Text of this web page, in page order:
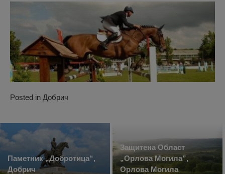
Posted in Добрич
Паметник „Добрoтица“,
Добрич
Защитена Област
„Орлова Могила”,
Орлова Могила